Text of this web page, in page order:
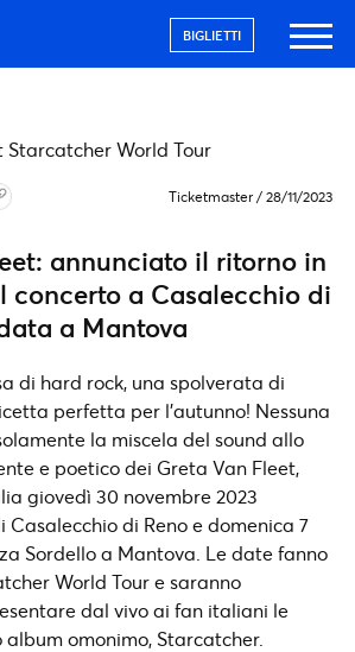
BIGLIETTI
Ticketmaster / 28/11/2023
annunciato il ritorno in
concerto a Casalecchio di
a Mantova
di hard rock, una spolverata di
perfetta per l’autunno! Nessuna
la miscela del sound allo
e poetico dei Greta Van Fleet,
giovedì 30 novembre 2023
Casalecchio di Reno e domenica 7
Sordello a Mantova. Le date fanno
World Tour e saranno
dal vivo ai fan italiani le
omonimo, Starcatcher.